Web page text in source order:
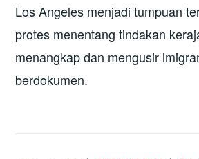
Los Angeles menjadi tumpuan
protes menentang tindakan
menangkap dan mengusir
berdokumen.